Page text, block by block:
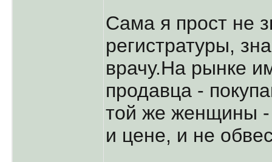
Сама я прост не
регистратуры,
врачу.На рынке
продавца -
той же женщины -
и цене, и не